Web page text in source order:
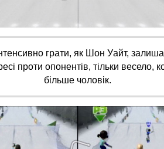
грати, як Шон Уайт,
проти опонентів, тільки весело,
більше чоловік.